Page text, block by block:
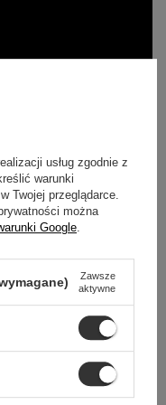
TWOJE
usług zgodnie z
warunki
Twojej przeglądarce.
można
Google
Zawsze
aktywne